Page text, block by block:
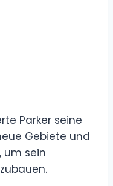
Parker seine
Gebiete und
um sein